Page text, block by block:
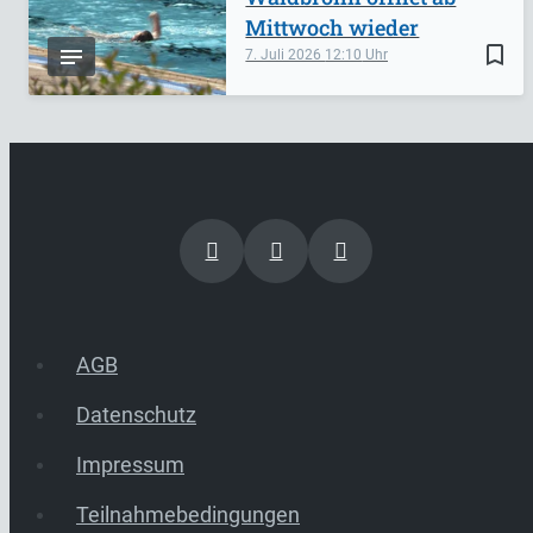
bookmark_border
7. Juli 2026 12:10
Mittwoch wieder
AGB
Datenschutz
Impressum
Teilnahmebedingungen